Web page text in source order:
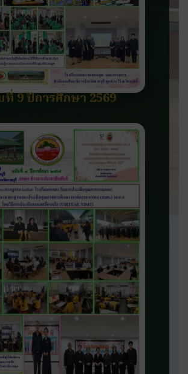
9 ปีการศึกษา 2569